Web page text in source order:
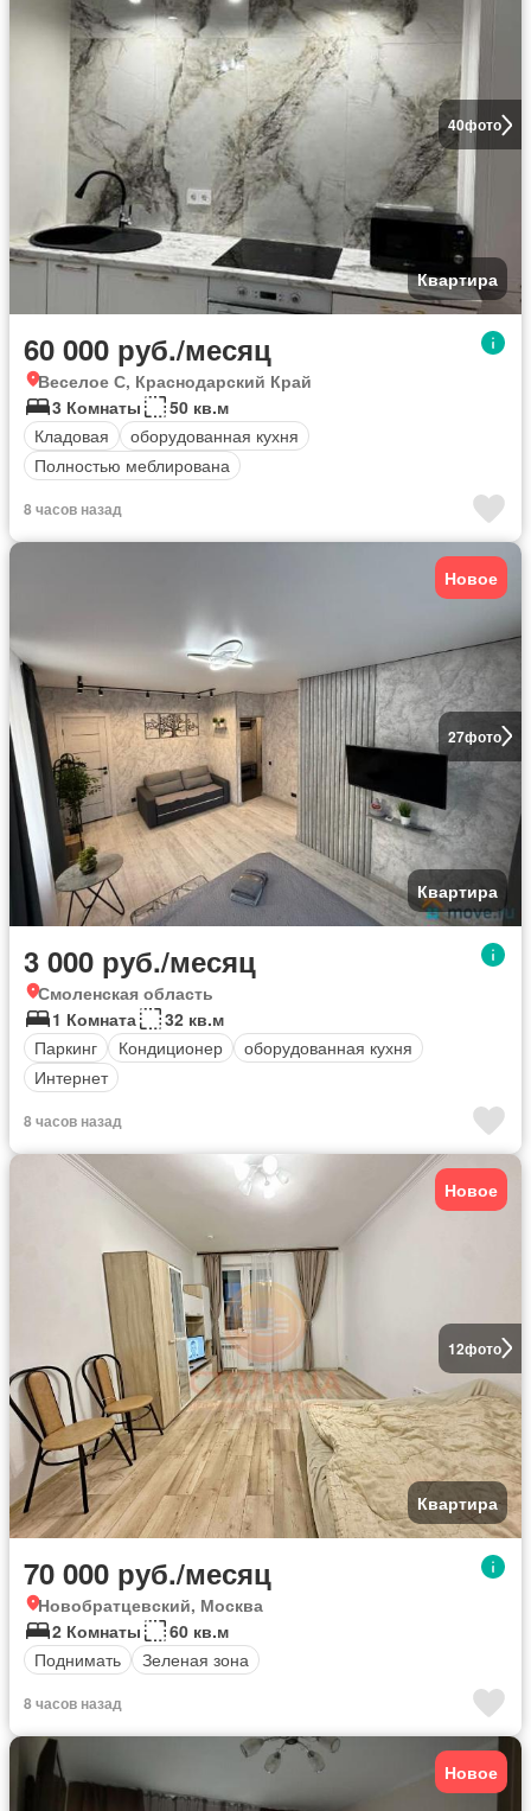
40фото
Квартира
60 000 руб./месяц
Веселое С, Краснодарский Край
3 Комнаты
50 кв.м
Кладовая
оборудованная кухня
Полностью меблирована
8 часов назад
27фото
Новое
Квартира
3 000 руб./месяц
Смоленская область
1 Комната
32 кв.м
Паркинг
Кондиционер
оборудованная кухня
Интернет
8 часов назад
12фото
Новое
Квартира
70 000 руб./месяц
Новобратцевский, Москва
2 Комнаты
60 кв.м
Поднимать
Зеленая зона
8 часов назад
Новое